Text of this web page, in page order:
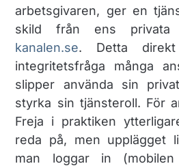
arbetsgivaren, ger en
skild från ens privata
kanalen.se. Detta direkt
integritetsfråga många
slipper använda sin
styrka sin tjänsteroll. För
Freja i praktiken
reda på, men upplägget
man loggar in